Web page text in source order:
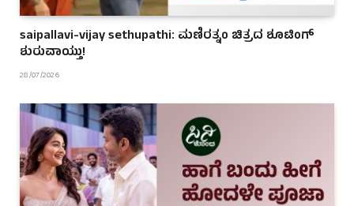
saipallavi-vijay sethupathi: ಮಣಿರತ್ನಂ ಚಿತ್ರದ ಶೂಟಿಂಗ್
ಶುರುವಾಯ್ತು!
28/07/2026